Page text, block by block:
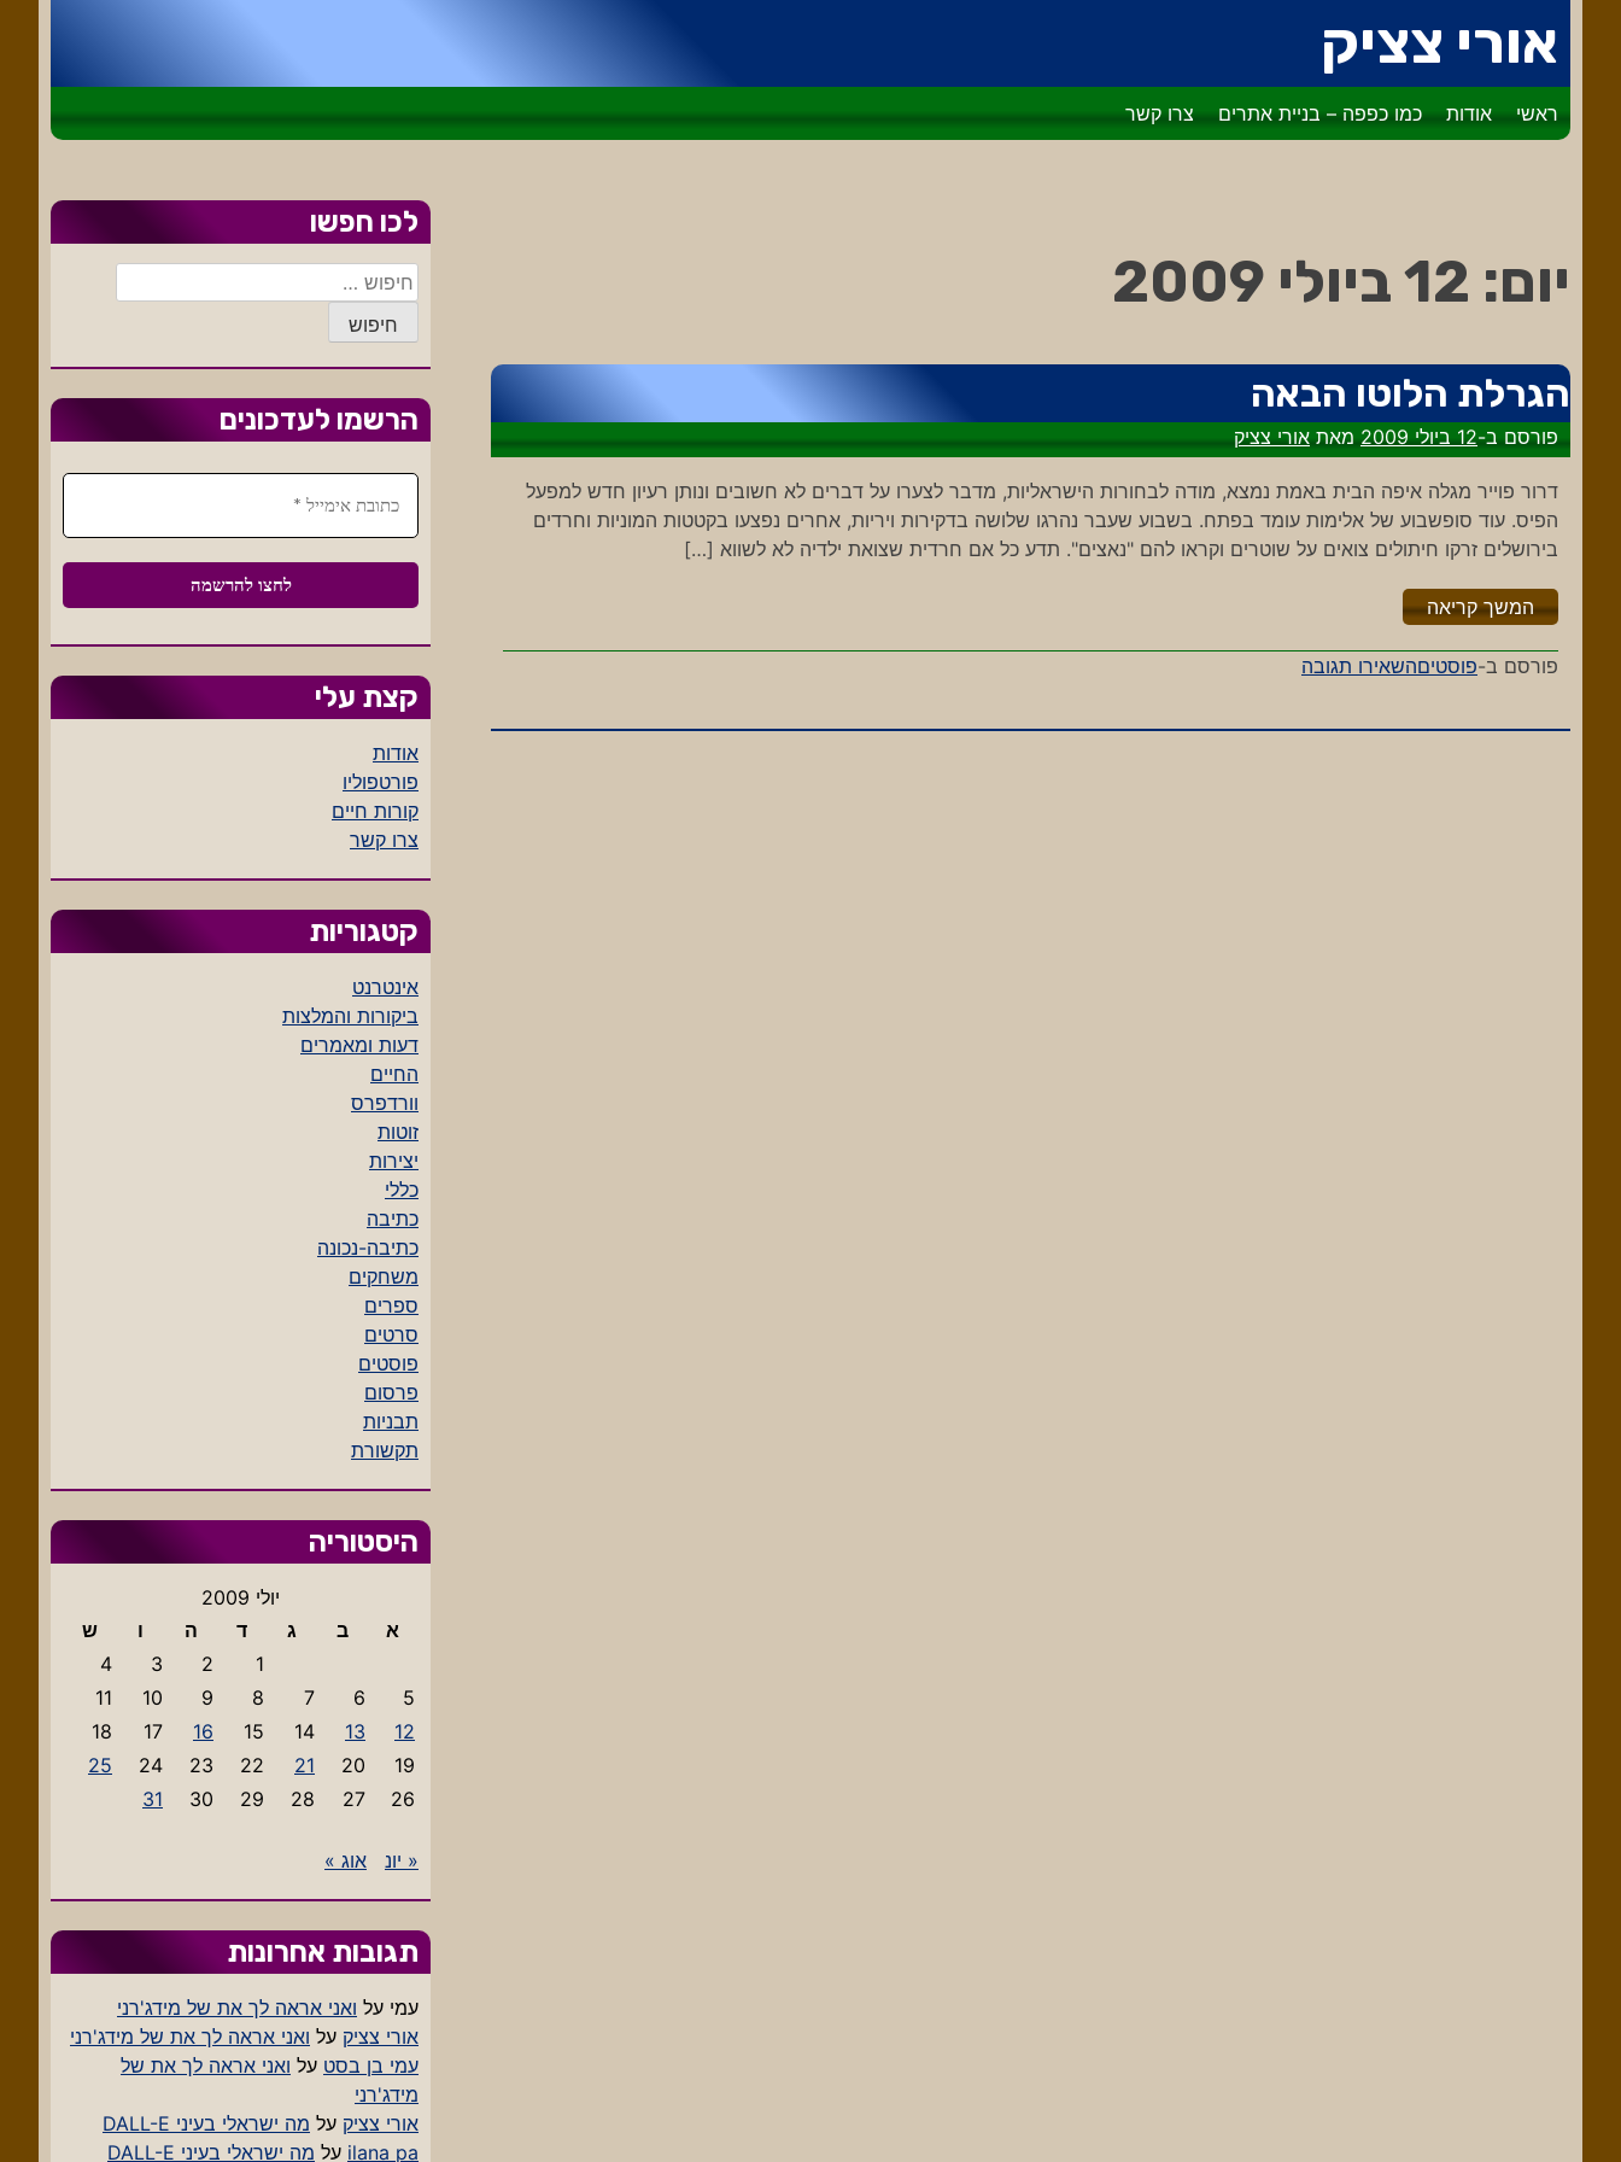
לתוכן
אורי צציק
ראשי אודות כמו כפפה – בניית אתרים צרו קשר
יום: 12 ביולי 2009
הגרלת הלוטו הבאה
פורסם ב-12 ביולי 2009 מאתאורי צציק
דרור פוייר מגלה איפה הבית באמת נמצא, מודה לבחורות הישראליות, מדבר לצערו על דברים לא חשובים ונותן רעיון חדש למפעל
הפיס. עוד סופשבוע של אלימות עומד בפתח. בשבוע שעבר נהרגו שלושה בדקירות ויריות, אחרים נפצעו בקטטות המוניות וחרדים
בירושלים זרקו חיתולים צואים על שוטרים וקראו להם "נאצים". תדע כל אם חרדית שצואת ילדיה לא לשווא […]
המשך קריאה"%s"
פורסם ב-פוסטיםהשאירו תגובה
הלוטו
לכו חפשו
חיפוש:
הרשמו לעדכונים
קצת עלי
אודות
פורטפוליו
קורות חיים
צרו קשר
קטגוריות
אינטרנט
ביקורות והמלצות
דעות ומאמרים
החיים
וורדפרס
זוטות
יצירות
כללי
כתיבה
כתיבה-נכונה
משחקים
ספרים
סרטים
פוסטים
פרסום
תבניות
תקשורת
היסטוריה
יולי 2009
א
ב ג ד ה ו
ש
1
2
3
4
5
6
7
8
9
10
11
12
13
14
15
16
17
18
19
20
21
22
23
24
25
26
27
28
29
30
31
« יונ אוג »
תגובות אחרונות
עמי על ואני אראה לך את של מידג'רני
אורי צציק על ואני אראה לך את של מידג'רני
עמי בן בסט על ואני אראה לך את של
מידג'רני
אורי צציק על מה ישראלי בעיני DALL-E
ilana pa על מה ישראלי בעיני DALL-E